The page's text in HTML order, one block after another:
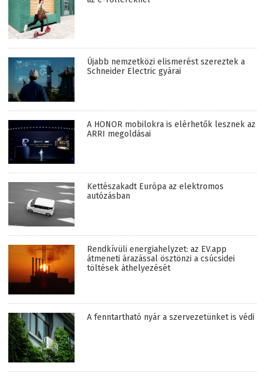
Újabb nemzetközi elismerést szereztek a
Schneider Electric gyárai
A HONOR mobilokra is elérhetők lesznek az
ARRI megoldásai
Kettészakadt Európa az elektromos
autózásban
Rendkívüli energiahelyzet: az EV.app
átmeneti árazással ösztönzi a csúcsidei
töltések áthelyezését
A fenntartható nyár a szervezetünket is védi